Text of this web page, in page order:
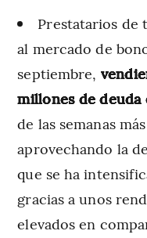
Prestatarios de
al mercado de
septiembre,
millones de
de las semanas
aprovechando la
que se ha
gracias a unos
elevados en